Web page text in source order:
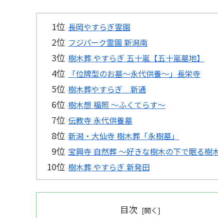
長岡やすらぎ霊園
フジパーク霊園 新潟南
樹木葬 やすらぎ 五十嵐【五十嵐墓地】
「位牌型のお墓〜永代供養〜」長栄寺
樹木葬やすらぎ 新通
樹木想 福照 ～ふくてらす～
伝教寺 永代供養墓
新潟・大仙寺 樹木葬「永樹墓」
宝興寺 自然葬 ～好きな樹木の下で眠る樹
樹木葬 やすらぎ 新発田
目次